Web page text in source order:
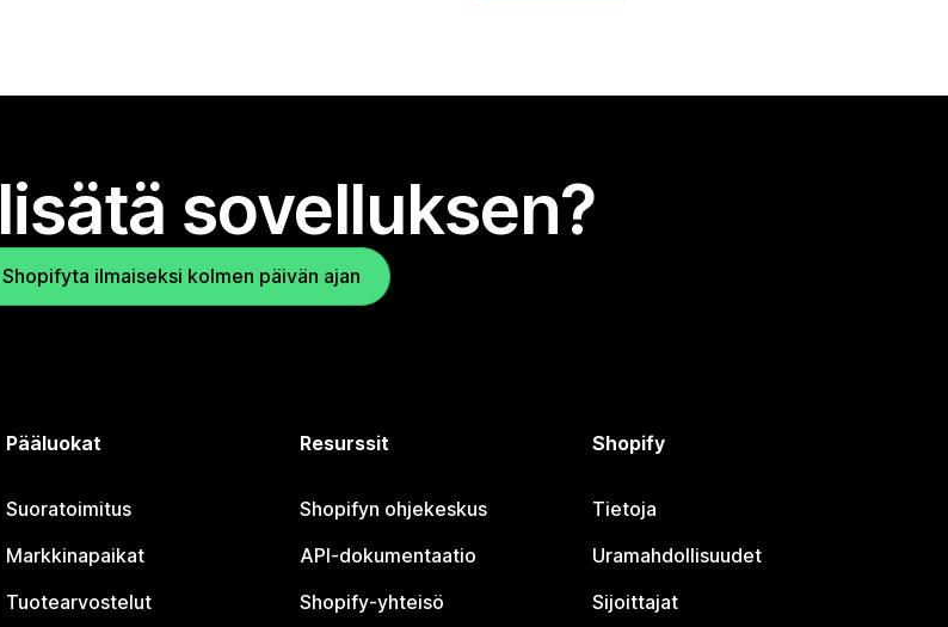
sovelluksen?
ilmaiseksi kolmen päivän ajan
Pääluokat
Suoratoimitus
Markkinapaikat
Tuotearvostelut
Resurssit
Shopifyn ohjekeskus
API-dokumentaatio
Shopify-yhteisö
Shopify
Tietoja
Uramahdollisuudet
Sijoittajat